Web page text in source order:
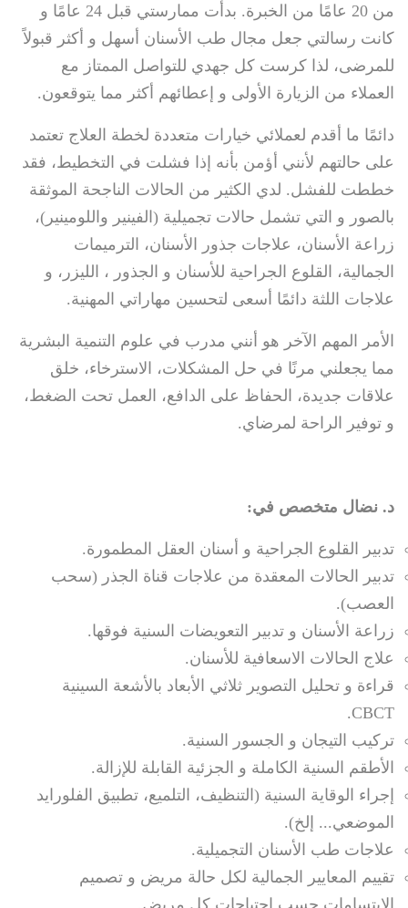
من 20 عامًا من الخبرة. بدأت ممارستي قبل 24 عامًا و
كانت رسالتي جعل مجال طب الأسنان أسهل و أكثر قبولاً
للمرضى، لذا كرست كل جهدي للتواصل الممتاز مع
العملاء من الزيارة الأولى و إعطائهم أكثر مما يتوقعون.
دائمًا ما أقدم لعملائي خيارات متعددة لخطة العلاج تعتمد
على حالتهم لأنني أؤمن بأنه إذا فشلت في التخطيط، فقد
خططت للفشل. لدي الكثير من الحالات الناجحة الموثقة
بالصور و التي تشمل حالات تجميلية (الفينير واللومينير)،
زراعة الأسنان، علاجات جذور الأسنان، الترميمات
الجمالية، القلوع الجراحية للأسنان و الجذور ، الليزر، و
علاجات اللثة دائمًا أسعى لتحسين مهاراتي المهنية.
الأمر المهم الآخر هو أنني مدرب في علوم التنمية البشرية
مما يجعلني مرنًا في حل المشكلات، الاسترخاء، خلق
علاقات جديدة، الحفاظ على الدافع، العمل تحت الضغط،
و توفير الراحة لمرضاي.
د. نضال متخصص في:
تدبير القلوع الجراحية و أسنان العقل المطمورة.
تدبير الحالات المعقدة من علاجات قناة الجذر (سحب
العصب).
زراعة الأسنان و تدبير التعويضات السنية فوقها.
علاج الحالات الاسعافية للأسنان.
قراءة و تحليل التصوير ثلاثي الأبعاد بالأشعة السينية
CBCT.
تركيب التيجان و الجسور السنية.
الأطقم السنية الكاملة و الجزئية القابلة للإزالة.
إجراء الوقاية السنية (التنظيف، التلميع، تطبيق الفلورايد
الموضعي... إلخ).
علاجات طب الأسنان التجميلية.
تقييم المعايير الجمالية لكل حالة مريض و تصميم
الابتسامات حسب احتياجات كل مريض.